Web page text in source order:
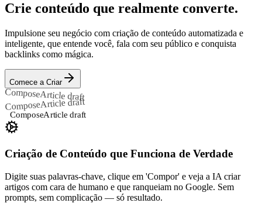
Crie conteúdo que realmente converte.
Impulsione seu negócio com criação de conteúdo automatizada e
inteligente, que entende você, fala com seu público e conquista
backlinks como mágica.
Comece a Criar
ComposeArticle draft
ComposeArticle draft
ComposeArticle draft
Criação de Conteúdo que Funciona de Verdade
Digite suas palavras-chave, clique em 'Compor' e veja a IA criar
artigos com cara de humano e que ranqueiam no Google. Sem
prompts, sem complicação — só resultado.